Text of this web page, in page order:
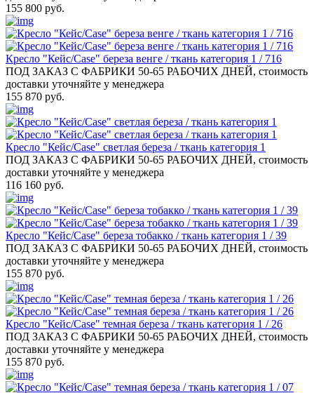
155 800 руб.
Кресло "Кейс/Case" береза венге / ткань категория 1 / 716
ПОД ЗАКАЗ С ФАБРИКИ 50-65 РАБОЧИХ ДНЕЙ, стоимость
доставки уточняйте у менеджера
155 870 руб.
Кресло "Кейс/Case" светлая береза / ткань категория 1
ПОД ЗАКАЗ С ФАБРИКИ 50-65 РАБОЧИХ ДНЕЙ, стоимость
доставки уточняйте у менеджера
116 160 руб.
Кресло "Кейс/Case" береза тобакко / ткань категория 1 / 39
ПОД ЗАКАЗ С ФАБРИКИ 50-65 РАБОЧИХ ДНЕЙ, стоимость
доставки уточняйте у менеджера
155 870 руб.
Кресло "Кейс/Case" темная береза / ткань категория 1 / 26
ПОД ЗАКАЗ С ФАБРИКИ 50-65 РАБОЧИХ ДНЕЙ, стоимость
доставки уточняйте у менеджера
155 870 руб.